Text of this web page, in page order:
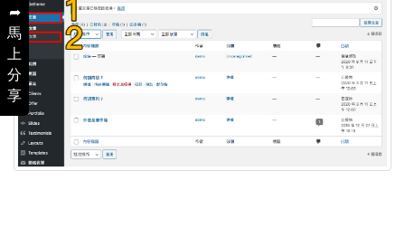
➦
馬
上
分
享